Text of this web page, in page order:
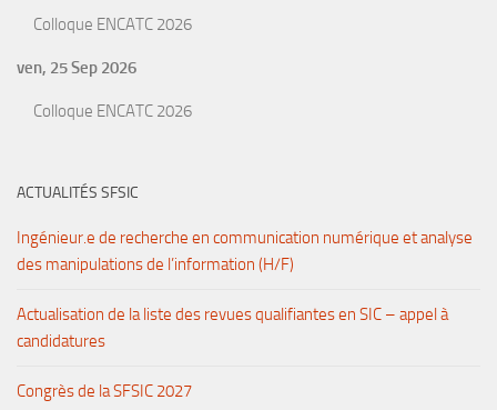
Colloque ENCATC 2026
ven, 25 Sep 2026
Colloque ENCATC 2026
ACTUALITÉS SFSIC
Ingénieur.e de recherche en communication numérique et analyse
des manipulations de l’information (H/F)
Actualisation de la liste des revues qualifiantes en SIC – appel à
candidatures
Congrès de la SFSIC 2027